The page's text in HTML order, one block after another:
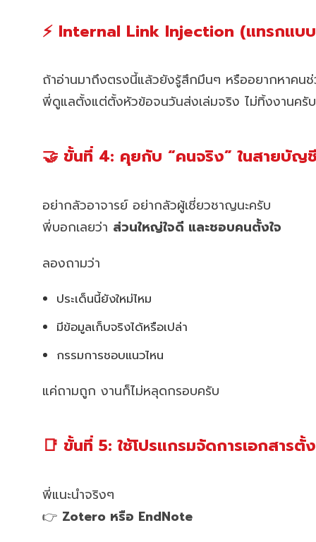
⚡ Internal Link Injection (แทรกแบ
ถ้าอ่านมาถึงตรงนี้แล้วยังรู้สึกมึนๆ หรืออยากหาคน
พี่ดูแลตั้งแต่ตั้งหัวข้อจนวันส่งเล่มจริง ไม่ทิ้งงานครับ
🤝 ขั้นที่ 4: คุยกับ “คนจริง” ในสายบัญ
อย่ากลัวอาจารย์ อย่ากลัวผู้เชี่ยวชาญนะครับ
พี่บอกเลยว่า ส่วนใหญ่ใจดี และชอบคนตั้งใจ
ลองถามว่า
ประเด็นนี้ยังใหม่ไหม
มีข้อมูลเก็บจริงได้หรือเปล่า
กรรมการชอบแนวไหน
แค่ถามถูก งานก็ไม่หลุดกรอบครับ
📑 ขั้นที่ 5: ใช้โปรแกรมจัดการเอกสาร
พี่แนะนำจริงๆ
👉 Zotero หรือ EndNote